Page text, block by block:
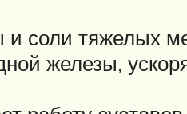
соли тяжелых
железы,